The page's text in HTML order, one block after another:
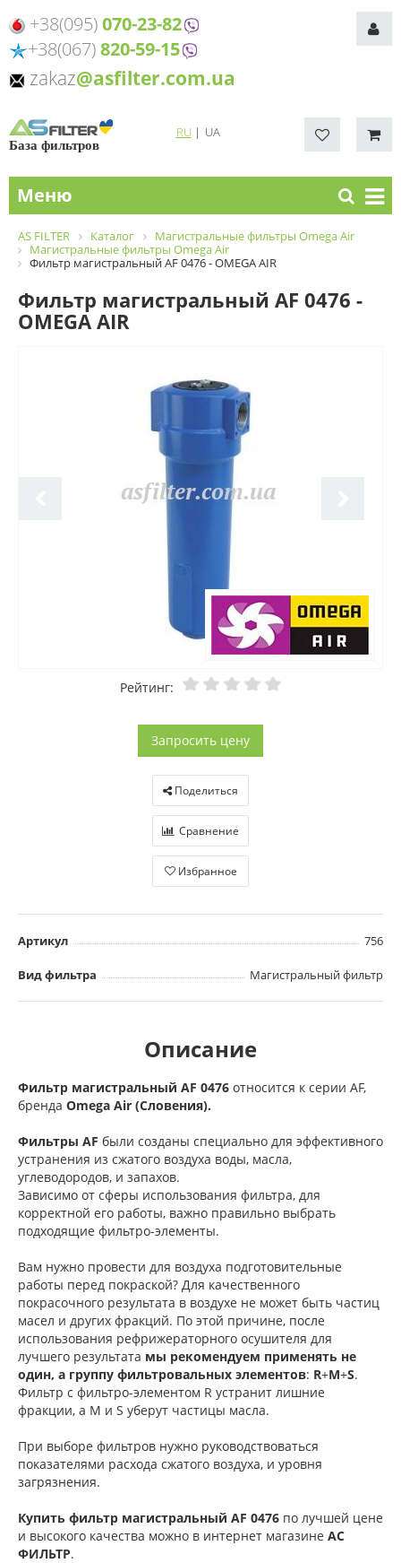
+38(095)070-23-82
+38(067)820-59-15
zakaz@asfilter.com.ua
База фильтров
RU| UA
Меню
AS FILTER Каталог
Магистральные фильтры Omega Air
Магистральные фильтры Omega Air
Фильтр магистральный AF 0476 - OMEGA AIR
Фильтр магистральный AF 0476 -
OMEGA AIR
Рейтинг:
Запросить цену
Поделиться
Сравнение
Избранное
Артикул 756
Вид фильтра Магистральный фильтр
Описание
Фильтр магистральный AF 0476 относится к серии AF,
бренда Omega Air (Словения).
Фильтры AF были созданы специально для эффективного
устранения из сжатого воздуха воды, масла,
углеводородов, и запахов.
Зависимо от сферы использования фильтра, для
корректной его работы, важно правильно выбрать
подходящие фильтро-элементы.
Вам нужно провести для воздуха подготовительные
работы перед покраской? Для качественного
покрасочного результата в воздухе не может быть частиц
масел и других фракций. По этой причине, после
использования рефрижераторного осушителя для
лучшего результата мы рекомендуем применять не
один, а группу фильтровальных элементов: R+M+S.
Фильтр с фильтро-элементом R устранит лишние
фракции, а M и S уберут частицы масла.
При выборе фильтров нужно руководствоваться
показателями расхода сжатого воздуха, и уровня
загрязнения.
Купить фильтр магистральный AF 0476 по лучшей цене
и высокого качества можно в интернет магазине АС
ФИЛЬТР.